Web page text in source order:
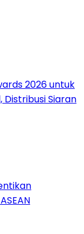
2026 untuk
Distribusi Siaran